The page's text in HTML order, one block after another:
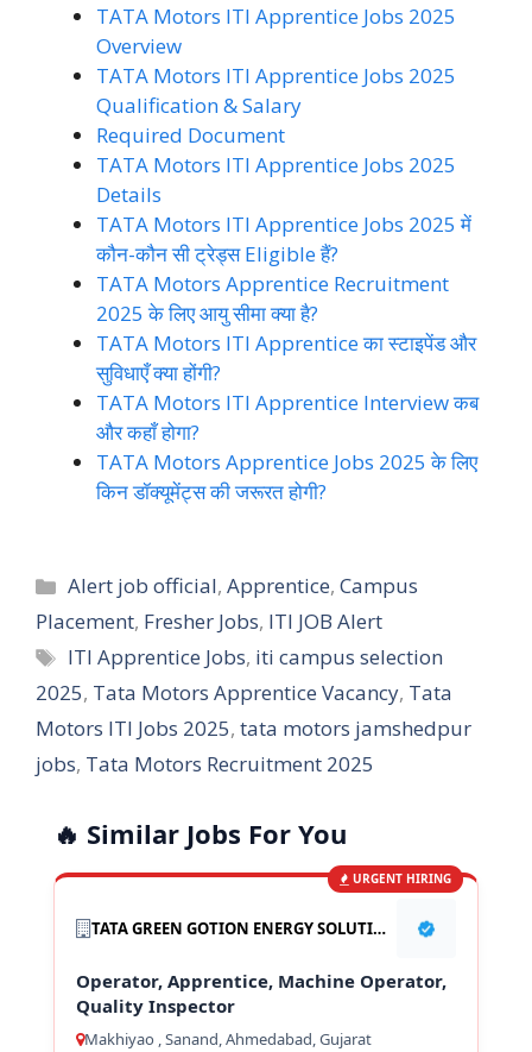
TATA Motors ITI Apprentice Jobs 2025
Overview
TATA Motors ITI Apprentice Jobs 2025
Qualification & Salary
Required Document
TATA Motors ITI Apprentice Jobs 2025
Details
TATA Motors ITI Apprentice Jobs 2025 में
कौन-कौन सी ट्रेड्स Eligible हैं?
TATA Motors Apprentice Recruitment
2025 के लिए आयु सीमा क्या है?
TATA Motors ITI Apprentice का स्टाइपेंड और
सुविधाएँ क्या होंगी?
TATA Motors ITI Apprentice Interview कब
और कहाँ होगा?
TATA Motors Apprentice Jobs 2025 के लिए
किन डॉक्यूमेंट्स की जरूरत होगी?
Categories
Alert job official,Apprentice,Campus
Placement, Fresher Jobs, ITI JOB Alert
Tags
ITI Apprentice Jobs, iti campus selection
2025, Tata Motors Apprentice Vacancy, Tata
Motors ITI Jobs 2025, tata motors jamshedpur
jobs, Tata Motors Recruitment 2025
🔥 Similar Jobs For You
URGENT HIRING
TATA GREEN GOTION ENERGY SOLUTION PVT LTD
Operator, Apprentice, Machine Operator,
Quality Inspector
Makhiyao , Sanand, Ahmedabad, Gujarat